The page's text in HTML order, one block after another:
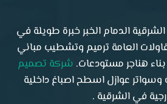
الدمام الخبر خبرة طويلة في
العامة ترميم وتشطيب مباني
بناء هناجر مستودعات. شركة تصميم
عوازل اسطح اصباغ داخلية
في الشرقية .